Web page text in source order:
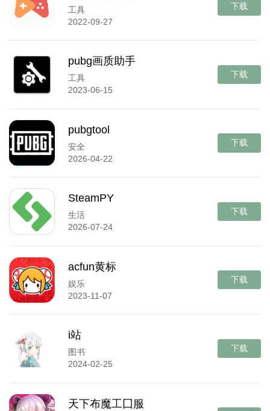
工具
2022-09-27
下载
pubg画质助手
工具
2023-06-15
下载
pubgtool
安全
2026-04-22
下载
SteamPY
生活
2026-07-24
下载
acfun黄标
娱乐
2023-11-07
下载
i站
图书
2024-02-25
下载
天下布魔工囗服